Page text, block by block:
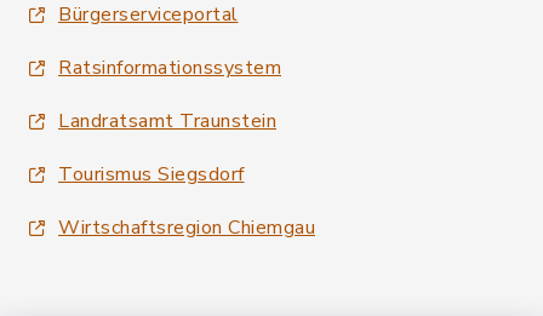
Bürgerserviceportal
Ratsinformationssystem
Landratsamt Traunstein
Tourismus Siegsdorf
Wirtschaftsregion Chiemgau